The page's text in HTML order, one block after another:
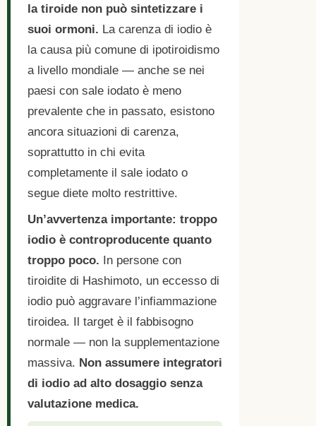
la tiroide non può sintetizzare i
suoi ormoni. La carenza di iodio è
la causa più comune di ipotiroidismo
a livello mondiale — anche se nei
paesi con sale iodato è meno
prevalente che in passato, esistono
ancora situazioni di carenza,
soprattutto in chi evita
completamente il sale iodato o
segue diete molto restrittive.
Un’avvertenza importante: troppo
iodio è controproducente quanto
troppo poco. In persone con
tiroidite di Hashimoto, un eccesso di
iodio può aggravare l’infiammazione
tiroidea. Il target è il fabbisogno
normale — non la supplementazione
massiva. Non assumere integratori
di iodio ad alto dosaggio senza
valutazione medica.